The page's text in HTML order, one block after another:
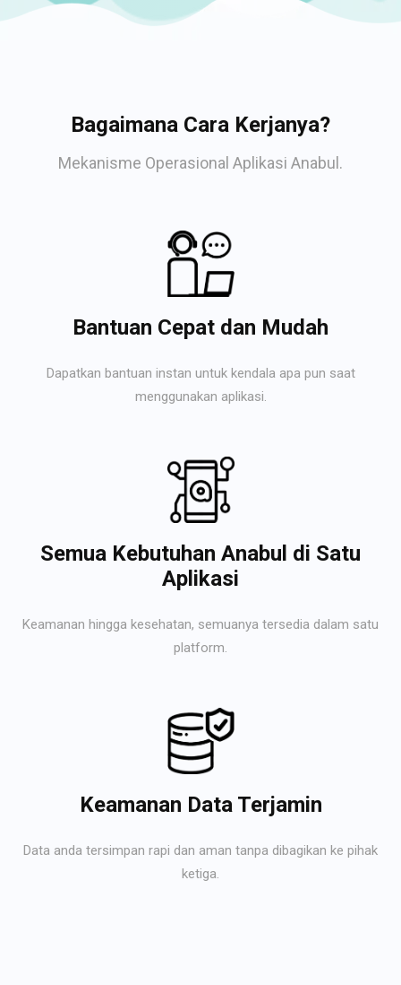
Bagaimana Cara Kerjanya?
Mekanisme Operasional Aplikasi Anabul.
Bantuan Cepat dan Mudah
Dapatkan bantuan instan untuk kendala apa pun saat
menggunakan aplikasi.
Semua Kebutuhan Anabul di Satu
Aplikasi
Keamanan hingga kesehatan, semuanya tersedia dalam satu
platform.
Keamanan Data Terjamin
Data anda tersimpan rapi dan aman tanpa dibagikan ke pihak
ketiga.